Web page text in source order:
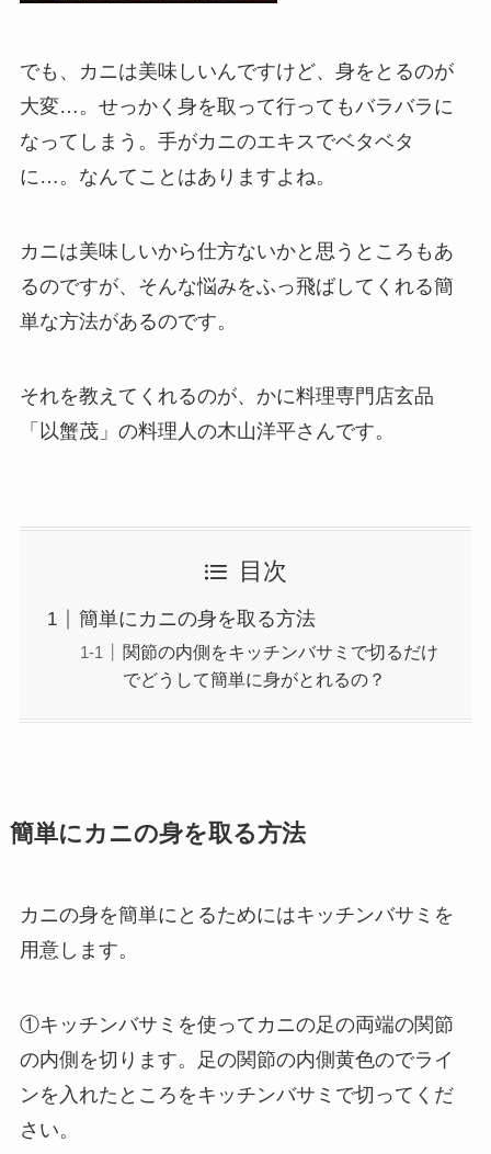
でも、カニは美味しいんですけど、身をとるのが
大変…。せっかく身を取って行ってもバラバラに
なってしまう。手がカニのエキスでベタベタ
に…。なんてことはありますよね。
カニは美味しいから仕方ないかと思うところもあ
るのですが、そんな悩みをふっ飛ばしてくれる簡
単な方法があるのです。
それを教えてくれるのが、かに料理専門店玄品
「以蟹茂」の料理人の木山洋平さんです。
目次
簡単にカニの身を取る方法
関節の内側をキッチンバサミで切るだけ
でどうして簡単に身がとれるの？
簡単にカニの身を取る方法
カニの身を簡単にとるためにはキッチンバサミを
用意します。
①キッチンバサミを使ってカニの足の両端の関節
の内側を切ります。足の関節の内側黄色のでライ
ンを入れたところをキッチンバサミで切ってくだ
さい。